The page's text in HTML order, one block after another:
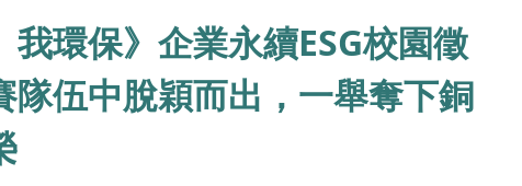
環保》企業永續ESG校園徵
伍中脫穎而出，一舉奪下銅